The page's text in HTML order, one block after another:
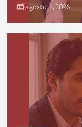
agosto 1, 2026